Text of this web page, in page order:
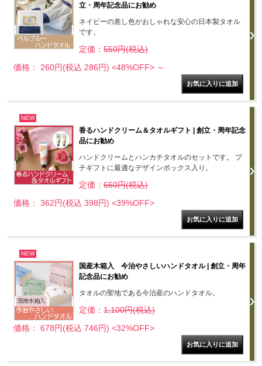
立・周年記念品にお勧め
ネイビーの差し色がおしゃれな安心の日本製タオル
です。
定価： 550円(税込)
価格： 260円(税込 286円) <48%OFF> ～
NEW
香るハンドクリーム＆タオルギフト | 創立・周年記念
品にお勧め
ハンドクリームとハンカチタオルのセットです。 プ
チギフトに最適なデザインボックス入り。
定価： 660円(税込)
価格： 362円(税込 398円) <39%OFF>
NEW
国産木箱入 今治やさしいハンドタオル | 創立・周年
記念品にお勧め
タオルの聖地である今治産のハンドタオル。
定価： 1,100円(税込)
価格： 678円(税込 746円) <32%OFF>